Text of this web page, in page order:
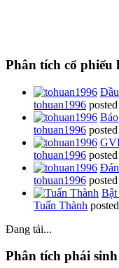
Phân tích cổ phiếu
tohuan1996 posted
tohuan1996 posted
tohuan1996 posted
tohuan1996 posted
Tuấn Thành posted
Đang tải...
Phân tích phái